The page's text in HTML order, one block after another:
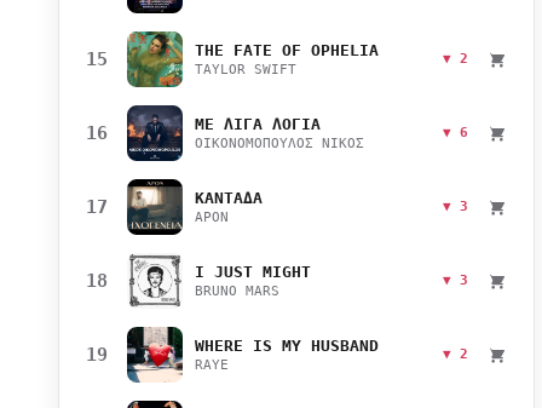
15 THE FATE OF OPHELIA
TAYLOR SWIFT
▼ 2
16 ΜΕ ΛΙΓΑ ΛΟΓΙΑ
ΟΙΚΟΝΟΜΟΠΟΥΛΟΣ ΝΙΚΟΣ
▼ 6
17 ΚΑΝΤΑΔΑ
APON
▼ 3
18 I JUST MIGHT
BRUNO MARS
▼ 3
19 WHERE IS MY HUSBAND
RAYE
▼ 2